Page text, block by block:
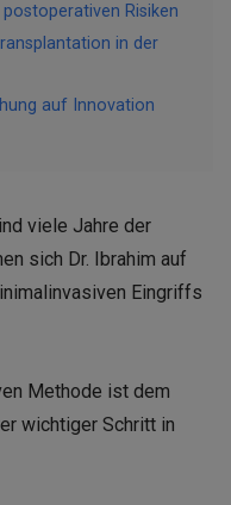
Risiken
in der
auf Innovation
viele Jahre der
sich Dr. Ibrahim auf
Eingriffs
Methode ist dem
wichtiger Schritt in